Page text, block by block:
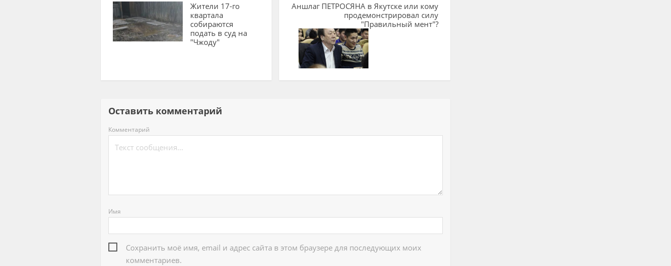
Жители 17-го
квартала
собираются
подать в суд на
"Чжоду"
Аншлаг ПЕТРОСЯНА в Якутске или кому
продемонстрировал силу
"Правильный мент"?
Оставить комментарий
Комментарий
Имя
Сохранить моё имя, email и адрес сайта в этом браузере для последующих моих
комментариев.